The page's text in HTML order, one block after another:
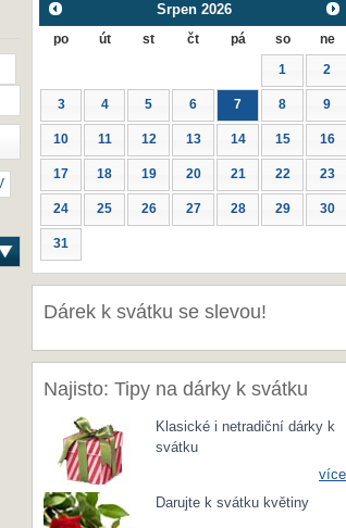
Srpen 2026
po út st čt pá so ne
1 2
3 4 5 6 7 8 9
10 11 12 13 14 15 16
17 18 19 20 21 22 23
24 25 26 27 28 29 30
31
Dárek k svátku se slevou!
Najisto: Tipy na dárky k svátku
Klasické i netradiční dárky k
svátku
více
Darujte k svátku květiny